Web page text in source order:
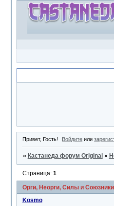
Привет, Гость! Войдите или
» Кастанеда форум Original »
Орги, Неорги, Силы и Союзники
Страница: 1
Kosmo